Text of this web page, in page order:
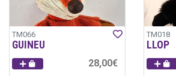
TM066
GUINEU
28,00€
TM018
LLOP